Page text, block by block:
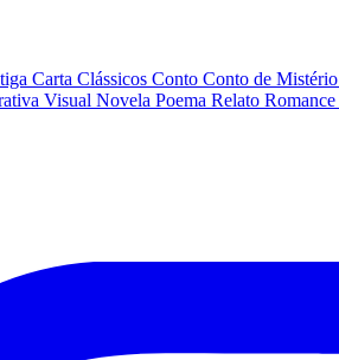
Carta Clássicos Conto Conto de Mistério
Visual Novela Poema Relato Romance